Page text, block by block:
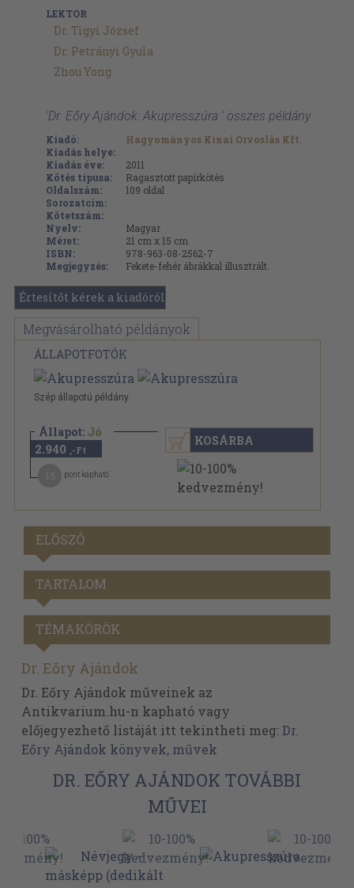
LEKTOR
Dr. Tigyi József
Dr. Petrányi Gyula
Zhou Yong
'Dr. Eőry Ajándok: Akupresszúra ' összes példány
Kiadó:
Hagyományos Kínai Orvoslás Kft.
Kiadás helye:
Kiadás éve:
2011
Kötés típusa:
Ragasztott papírkötés
Oldalszám:
109 oldal
Sorozatcím:
Kötetszám:
Nyelv:
Magyar
Méret:
21 cm x 15 cm
ISBN:
978-963-08-2562-7
Megjegyzés:
Fekete-fehér ábrákkal illusztrált.
Értesítőt kérek a kiadóról
Megvásárolható példányok
ÁLLAPOTFOTÓK
Szép állapotú példány.
Állapot: Jó
2.940 ,-Ft
pont kapható
KOSÁRBA
ELŐSZÓ
TARTALOM
TÉMAKÖRÖK
Dr. Eőry Ajándok
Dr. Eőry Ajándok műveinek az
Antikvarium.hu-n kapható vagy
előjegyezhető listáját itt tekintheti meg:Dr.
Eőry Ajándok könyvek, művek
DR. EŐRY AJÁNDOK TOVÁBBI
MŰVEI